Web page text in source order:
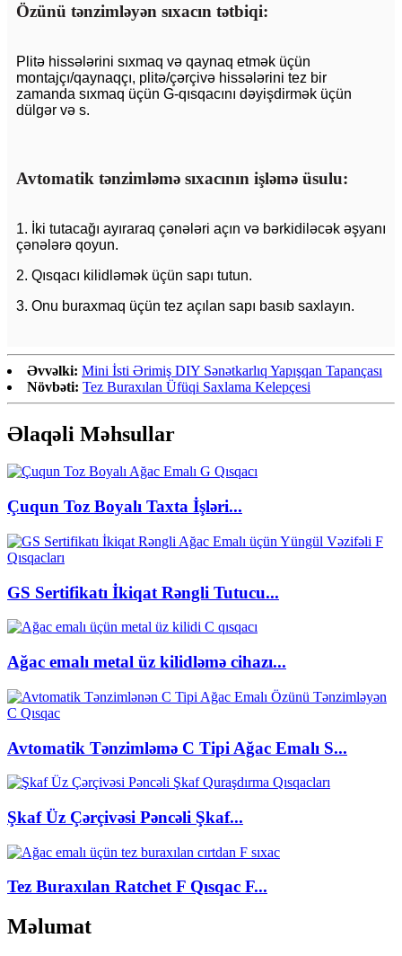
Özünü tənzimləyən sıxacın tətbiqi:
Plitə hissələrini sıxmaq və qaynaq etmək üçün
montajçı/qaynaqçı, plitə/çərçivə hissələrini tez bir
zamanda sıxmaq üçün G-qısqacını dəyişdirmək üçün
dülgər və s.
Avtomatik tənzimləmə sıxacının işləmə üsulu:
1. İki tutacağı ayıraraq çənələri açın və bərkidiləcək əşyanı
çənələrə qoyun.
2. Qısqacı kilidləmək üçün sapı tutun.
3. Onu buraxmaq üçün tez açılan sapı basıb saxlayın.
Əvvəlki: Mini İsti Ərimiş DIY Sənətkarlıq Yapışqan Tapançası
Növbəti: Tez Buraxılan Üfüqi Saxlama Kelepçesi
Əlaqəli Məhsullar
Çuqun Toz Boyalı Taxta İşləri...
GS Sertifikatı İkiqat Rəngli Tutucu...
Ağac emalı metal üz kilidləmə cihazı...
Avtomatik Tənzimləmə C Tipi Ağac Emalı S...
Şkaf Üz Çərçivəsi Pəncəli Şkaf...
Tez Buraxılan Ratchet F Qısqac F...
Məlumat